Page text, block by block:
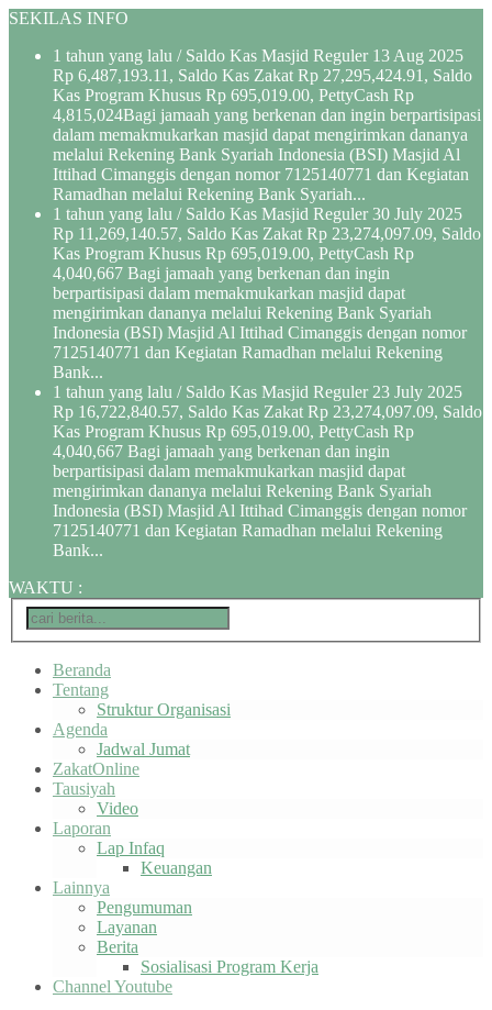
SEKILAS INFO
1 tahun yang lalu / Saldo Kas Masjid Reguler 13 Aug 2025
Rp 6,487,193.11, Saldo Kas Zakat Rp 27,295,424.91, Saldo
Kas Program Khusus Rp 695,019.00, PettyCash Rp
4,815,024Bagi jamaah yang berkenan dan ingin berpartisipasi
dalam memakmukarkan masjid dapat mengirimkan dananya
melalui Rekening Bank Syariah Indonesia (BSI) Masjid Al
Ittihad Cimanggis dengan nomor 7125140771 dan Kegiatan
Ramadhan melalui Rekening Bank Syariah...
1 tahun yang lalu / Saldo Kas Masjid Reguler 30 July 2025
Rp 11,269,140.57, Saldo Kas Zakat Rp 23,274,097.09, Saldo
Kas Program Khusus Rp 695,019.00, PettyCash Rp
4,040,667 Bagi jamaah yang berkenan dan ingin
berpartisipasi dalam memakmukarkan masjid dapat
mengirimkan dananya melalui Rekening Bank Syariah
Indonesia (BSI) Masjid Al Ittihad Cimanggis dengan nomor
7125140771 dan Kegiatan Ramadhan melalui Rekening
Bank...
1 tahun yang lalu / Saldo Kas Masjid Reguler 23 July 2025
Rp 16,722,840.57, Saldo Kas Zakat Rp 23,274,097.09, Saldo
Kas Program Khusus Rp 695,019.00, PettyCash Rp
4,040,667 Bagi jamaah yang berkenan dan ingin
berpartisipasi dalam memakmukarkan masjid dapat
mengirimkan dananya melalui Rekening Bank Syariah
Indonesia (BSI) Masjid Al Ittihad Cimanggis dengan nomor
7125140771 dan Kegiatan Ramadhan melalui Rekening
Bank...
WAKTU :
Beranda
Tentang
Struktur Organisasi
Agenda
Jadwal Jumat
ZakatOnline
Tausiyah
Video
Laporan
Lap Infaq
Keuangan
Lainnya
Pengumuman
Layanan
Berita
Sosialisasi Program Kerja
Channel Youtube